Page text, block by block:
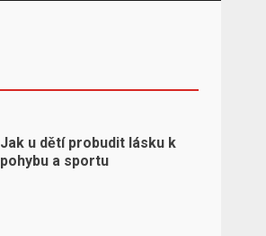
Jak u dětí probudit lásku k
pohybu a sportu